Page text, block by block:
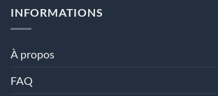
INFORMATIONS
À propos
FAQ